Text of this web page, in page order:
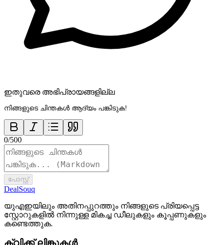
ഇതുവരെ അഭിപ്രായങ്ങളില്ല
നിങ്ങളുടെ ചിന്തകൾ ആദ്യം പങ്കിടുക!
0/500
പോസ്റ്റ്
DealSouq
യുഎഇയിലും അതിനപ്പുറത്തും നിങ്ങളുടെ പ്രിയപ്പെട്ട
സ്റ്റോറുകളിൽ നിന്നുള്ള മികച്ച ഡീലുകളും കൂപ്പണുകളും
കണ്ടെത്തുക.
ക്വിക്ക് ലിങ്കുകൾ